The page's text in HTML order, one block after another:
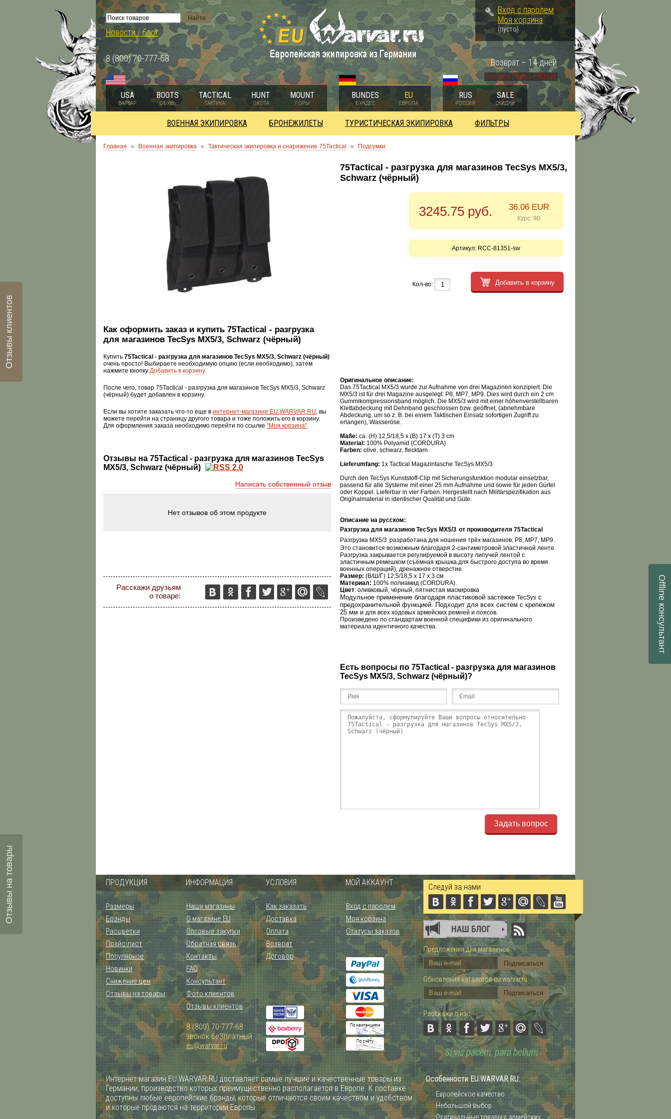
Новости / блог
8 (800) 70-777-68
Вход с паролем
Моя корзина
(пусто)
Покупка 1 Евро – 90 руб.
Возврат – 14 дней
USA
ВАРВАР
BOOTS
ОБУВЬ
TACTICAL
ТАКТИКА
HUNT
ОХОТА
MOUNT
ГОРЫ
BUNDES
БУНДЕС
EU
ЕВРОПА
RUS
РОССИЯ
SALE
СКИДКИ
ВОЕННАЯ ЭКИПИРОВКА БРОНЕЖИЛЕТЫ ТУРИСТИЧЕСКАЯ ЭКИПИРОВКА ФИЛЬТРЫ
Главная » Военная экипировка » Тактическая экипировка и снаряжение 75Tactical » Подсумки
Как оформить заказ и купить 75Tactical - разгрузка
для магазинов TecSys MX5/3, Schwarz (чёрный)
Купить 75Tactical - разгрузка для магазинов TecSys MX5/3, Schwarz (чёрный)
очень просто! Выбираете необходимую опцию (если необходимо), затем
нажмите кнопку Добавить в корзину.
После чего, товар 75Tactical - разгрузка для магазинов TecSys MX5/3, Schwarz
(чёрный) будет добавлен в корзину.
Если вы хотите заказать что-то еще в интернет-магазине EU.WARVAR.RU, вы
можете перейти на страницу другого товара и тоже положить его в корзину.
Для оформления заказа необходимо перейти по ссылке "Моя корзина".
Отзывы на 75Tactical - разгрузка для магазинов TecSys
MX5/3, Schwarz (чёрный)
Написать собственный отзыв
Нет отзывов об этом продукте
Расскажи друзьям
о товаре:
75Tactical - разгрузка для магазинов TecSys MX5/3,
Schwarz (чёрный)
3245.75 руб. 36.06 EUR
Курс: 90
Артикул: RCC-81351-sw
Кол-во: Добавить в корзину
Оригинальное описание:
Das 75Tactical MX5/3 wurde zur Aufnahme von drei Magazinen konzipiert. Die
MX5/3 ist für drei Magazine ausgelegt: P8, MP7, MP9. Dies wird durch ein 2 cm
Gummikompressionsband möglich. Die MX5/3 wird mit einer höhenverstellbaren
Klettabdeckung mit Dehnband geschlossen bzw. geöffnet, (abnehmbare
Abdeckung, um so z. B. bei einem Taktischen Einsatz sofortigen Zugriff zu
erlangen), Wasseröse.
Maße: ca. (H) 12,5/18,5 x (B) 17 x (T) 3 cm
Material: 100% Polyamid (CORDURA)
Farben: olive, schwarz, flecktarn
Lieferumfang: 1x Tactical Magazintasche TecSys MX5/3
Durch den TecSys Kunststoff-Clip mit Sicherungsfunktion modular einsetzbar,
passend für alle Systeme mit einer 25 mm Aufnahme und sowie für jeden Gürtel
oder Koppel. Lieferbar in vier Farben. Hergestellt nach Militärspezifikation aus
Originalmaterial in identischer Qualität und Güte.
Описание на русском:
Разгрузка для магазиновTecSys MX5/3 от производителя 75Tactical
Разгрузка MX5/3 разработана для ношения трёх магазинов: P8, MP7, MP9.
Это становится возможным благодаря 2-сантиметровой эластичной ленте.
Разгрузка закрывается регулируемой в высоту липучей лентой с
эластичным ремешком (съёмная крышка для быстрого доступа во время
военных операций), дренажное отверстие.
Размер: (В/Ш/Г) 12,5/18,5 х 17 х 3 см
Материал: 100% полиамид (СORDURA).
Цвет: оливковый, чёрный, пятнистая маскировка
Модульное применение благодаря пластиковой застёжкеTecSys с
предохранительной функцией. Подходит для всех систем с крепежом
25 мм идля всех ходовых армейских ремней и поясов.
Произведено по стандартам военной специфики из оригинального
материала идентичного качества.
Есть вопросы по 75Tactical - разгрузка для магазинов
TecSys MX5/3, Schwarz (чёрный)?
Задать вопрос
ПРОДУКЦИЯ ИНФОРМАЦИЯ УСЛОВИЯ МОЙ АККАУНТ
Размеры
Брэнды
Расцветки
Прайс-лист
Популярное
Новинки
Снижение цен
Отзывы на товары
Наши магазины
О магазине EU
Оптовые закупки
Обратная связь
Контакты
FAQ
Консультант
Фото клиентов
Отзывы клиентов
8 (800) 70-777-68
звонок беЗплатный
eu@warvar.ru
Как заказать
Доставка
Оплата
Возврат
Договор
Вход с паролем
Моя корзина
Статусы заказов
Следуй за нами
Предложения для магазинов:
Обновления каталогов eu.warvar.ru
Расскажи о нас:
Интернет-магазин EU.WARVAR.RU доставляет самые лучшие и качественные товары из
Германии, производство которых преимущественно располагается в Европе. К поставке
доступны любые европейские брэнды, которые отличаются своим качеством и удобством
и которые продаются на территории Европы.
Особенности EU.WARVAR.RU:
Европейское качество
Небольшой выбор
Offline
консультант
Отзывы клиентов
Отзывы на товары